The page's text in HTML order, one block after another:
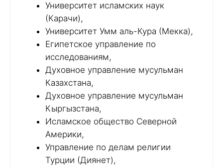
Университет исламских наук
(Карачи),
Университет Умм аль-Кура (Мекка),
Египетское управление по
исследованиям,
Духовное управление мусульман
Казахстана,
Духовное управление мусульман
Кыргызстана,
Исламское общество Северной
Америки,
Управление по делам религии
Турции (Диянет),